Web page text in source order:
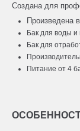
Создана для
Произведена
Бак для воды
Бак для
Питание от 4